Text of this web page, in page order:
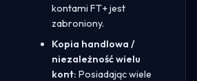
kontami FT+ jest
zabroniony.
Kopia handlowa /
niezależność wielu
kont: Posiadając wiele